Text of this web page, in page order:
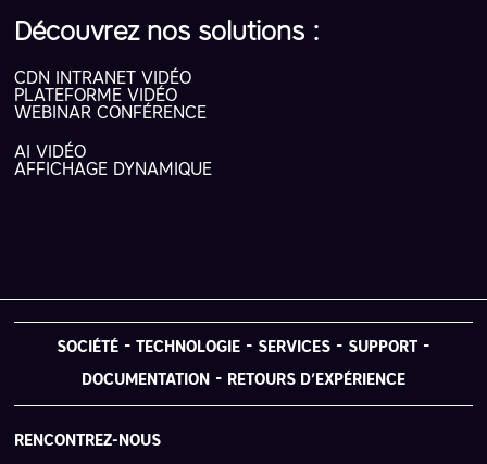
Découvrez nos solutions :
CDN INTRANET VIDÉO
PLATEFORME VIDÉO
WEBINAR CONFÉRENCE
AI VIDÉO
AFFICHAGE DYNAMIQUE
SOCIÉTÉ TECHNOLOGIE SERVICES SUPPORT
DOCUMENTATION RETOURS D’EXPÉRIENCE
RENCONTREZ-NOUS